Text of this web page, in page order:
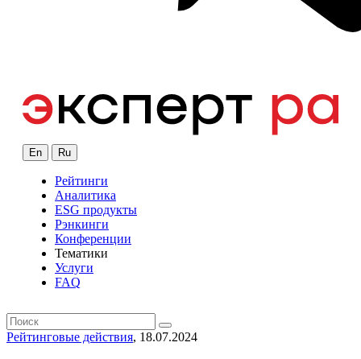
En Ru
Рейтинги
Аналитика
ESG продукты
Рэнкинги
Конференции
Тематики
Услуги
FAQ
Рейтинговые действия, 18.07.2024